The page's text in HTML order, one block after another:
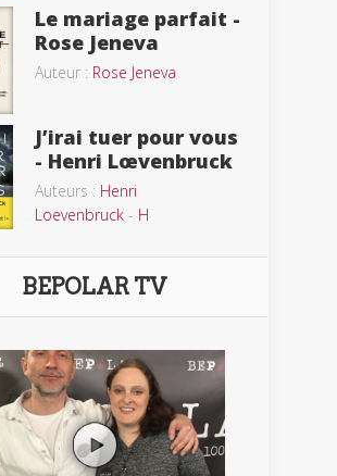
Le mariage parfait -
Rose Jeneva
Auteur : Rose Jeneva
J’irai tuer pour vous
- Henri Lœvenbruck
Auteurs : Henri
Loevenbruck - H
BEPOLAR TV